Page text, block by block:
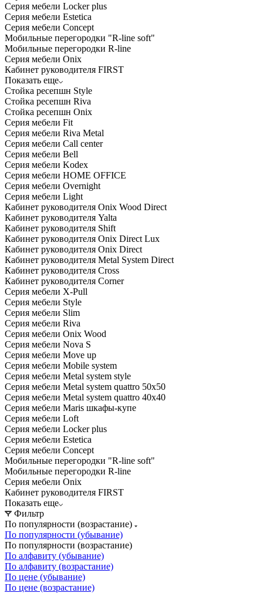
Серия мебели Locker plus
Серия мебели Estetica
Серия мебели Concept
Мобильные перегородки "R-line soft"
Мобильные перегородки R-line
Серия мебели Onix
Кабинет руководителя FIRST
Показать еще
Стойка ресепшн Style
Стойка ресепшн Riva
Стойка ресепшн Onix
Серия мебели Fit
Серия мебели Riva Metal
Серия мебели Call center
Серия мебели Bell
Серия мебели Kodex
Серия мебели HOME OFFICE
Серия мебели Overnight
Серия мебели Light
Кабинет руководителя Onix Wood Direct
Кабинет руководителя Yalta
Кабинет руководителя Shift
Кабинет руководителя Onix Direct Lux
Кабинет руководителя Onix Direct
Кабинет руководителя Metal System Direct
Кабинет руководителя Cross
Кабинет руководителя Corner
Серия мебели X-Pull
Серия мебели Style
Серия мебели Slim
Серия мебели Riva
Серия мебели Onix Wood
Серия мебели Nova S
Серия мебели Move up
Серия мебели Mobile system
Серия мебели Metal system style
Серия мебели Metal system quattro 50x50
Серия мебели Metal system quattro 40x40
Серия мебели Maris шкафы-купе
Серия мебели Loft
Серия мебели Locker plus
Серия мебели Estetica
Серия мебели Concept
Мобильные перегородки "R-line soft"
Мобильные перегородки R-line
Серия мебели Onix
Кабинет руководителя FIRST
Показать еще
Фильтр
По популярности (возрастание)
По популярности (убывание)
По популярности (возрастание)
По алфавиту (убывание)
По алфавиту (возрастание)
По цене (убывание)
По цене (возрастание)